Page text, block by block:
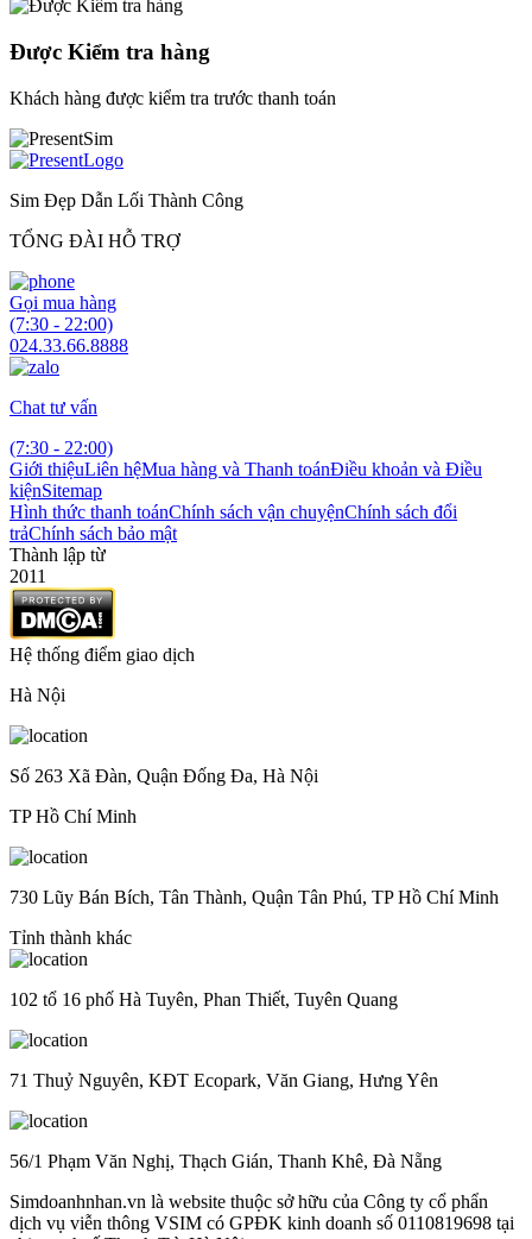
Được Kiểm tra hàng
Khách hàng được kiểm tra trước thanh toán
Sim Đẹp Dẫn Lối Thành Công
TỔNG ĐÀI HỖ TRỢ
Gọi mua hàng
(7:30 - 22:00)
024.33.66.8888
Chat tư vấn
(7:30 - 22:00)
Giới thiệuLiên hệMua hàng và Thanh toánĐiều khoản và Điều
kiệnSitemap
Hình thức thanh toánChính sách vận chuyệnChính sách đổi
trảChính sách bảo mật
Thành lập từ
2011
Hệ thống điểm giao dịch
Hà Nội
Số 263 Xã Đàn, Quận Đống Đa, Hà Nội
TP Hồ Chí Minh
730 Lũy Bán Bích, Tân Thành, Quận Tân Phú, TP Hồ Chí Minh
Tỉnh thành khác
102 tổ 16 phố Hà Tuyên, Phan Thiết, Tuyên Quang
71 Thuỷ Nguyên, KĐT Ecopark, Văn Giang, Hưng Yên
56/1 Phạm Văn Nghị, Thạch Gián, Thanh Khê, Đà Nẵng
Simdoanhnhan.vn là website thuộc sở hữu của Công ty cổ phẩn
dịch vụ viễn thông VSIM có GPĐK kinh doanh số 0110819698 tại